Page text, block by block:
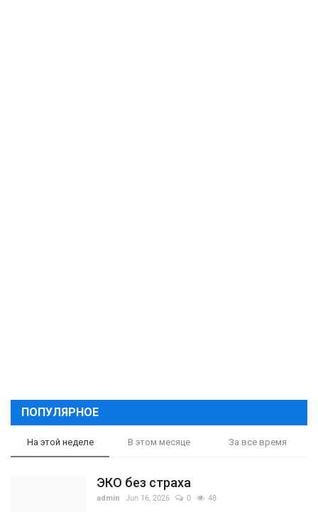
ПОПУЛЯРНОЕ
На этой неделе В этом месяце За все время
ЭКО без страха
admin Jun 16, 2026 0 48